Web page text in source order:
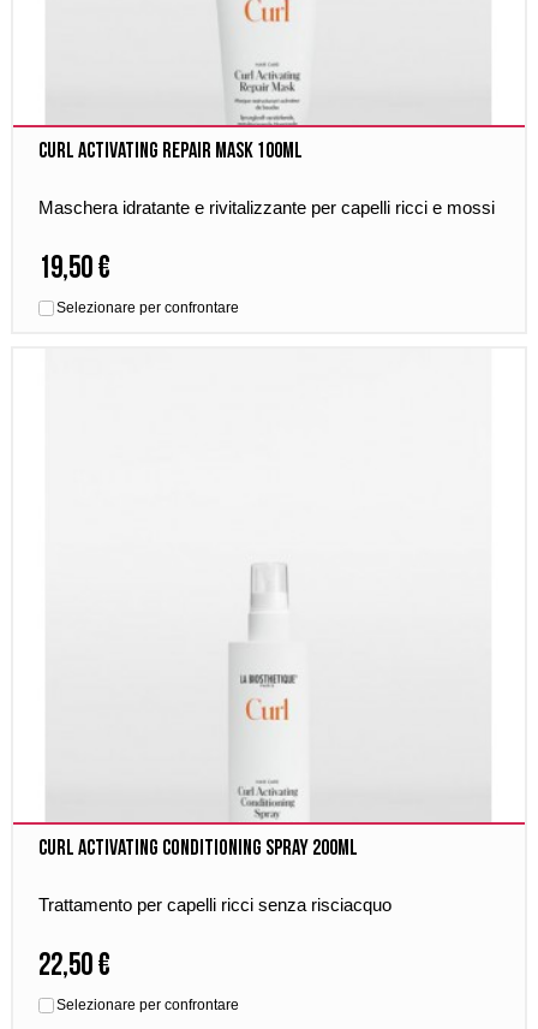
Curl Activating Repair Mask 100ml
Maschera idratante e rivitalizzante per capelli ricci e mossi
19,50 €
Selezionare per confrontare
Curl Activating Conditioning Spray 200ml
Trattamento per capelli ricci senza risciacquo
22,50 €
Selezionare per confrontare